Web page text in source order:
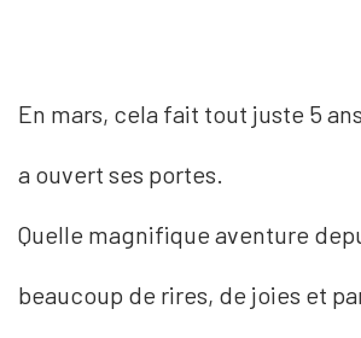
En mars, cela fait tout juste 5
a ouvert ses portes.
Quelle magnifique aventure
beaucoup de rires, de joies et